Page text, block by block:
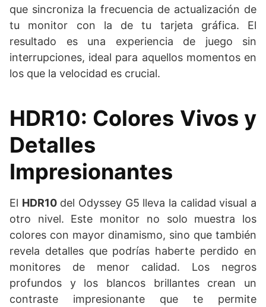
que sincroniza la frecuencia de actualización de
tu monitor con la de tu tarjeta gráfica. El
resultado es una experiencia de juego sin
interrupciones, ideal para aquellos momentos en
los que la velocidad es crucial.
HDR10: Colores Vivos y
Detalles
Impresionantes
El HDR10del Odyssey G5 lleva la calidad visual a
otro nivel. Este monitor no solo muestra los
colores con mayor dinamismo, sino que también
revela detalles que podrías haberte perdido en
monitores de menor calidad. Los negros
profundos y los blancos brillantes crean un
contraste impresionante que te permite